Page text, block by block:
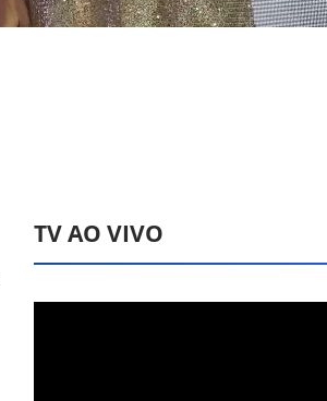
TV AO VIVO